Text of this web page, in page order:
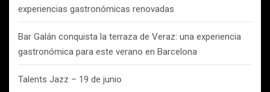
experiencias gastronómicas renovadas
Bar Galán conquista la terraza de Veraz: una experiencia
gastronómica para este verano en Barcelona
Talents Jazz – 19 de junio